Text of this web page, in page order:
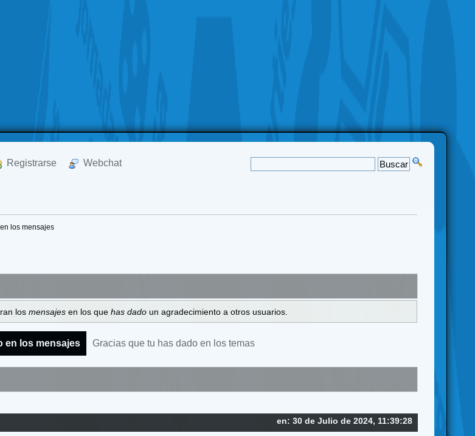
Registrarse Webchat
los mensajes
los mensajes en los que has dado un agradecimiento a otros usuarios.
en los mensajes Gracias que tu has dado en los temas
en: 30 de Julio de 2024, 11:39:28